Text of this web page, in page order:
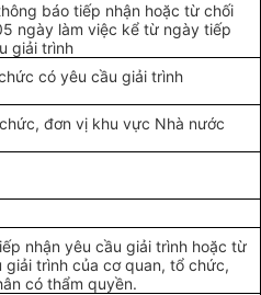
báo tiếp nhận hoặc từ chối
ngày làm việc kể từ ngày tiếp
giải trình
có yêu cầu giải trình
đơn vị khu vực Nhà nước
nhận yêu cầu giải trình hoặc từ
giải trình của cơ quan, tổ chức,
có thẩm quyền.